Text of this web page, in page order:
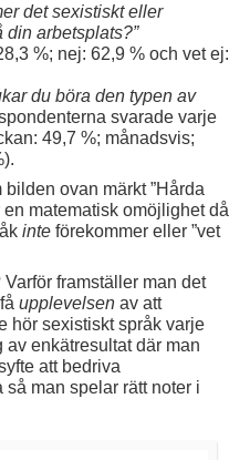
det sexistiskt eller
arbetsplats?”
%; nej: 62,9 % och vet ej:
du böra den typen av
svarade varje
49,7 %; månadsvis;
ovan märkt ”Hårda
matematisk omöjlighet då
inte förekommer eller ”vet
framställer man det
upplevelsen av att
hör sexistiskt språk varje
enkätresultat där man
att bedriva
man spelar rätt noter i